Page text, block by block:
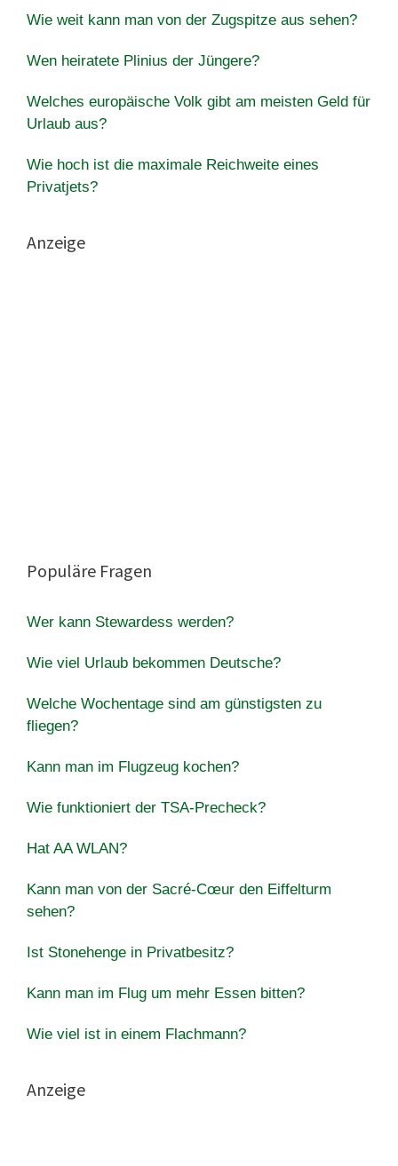
Wie weit kann man von der Zugspitze aus sehen?
Wen heiratete Plinius der Jüngere?
Welches europäische Volk gibt am meisten Geld für
Urlaub aus?
Wie hoch ist die maximale Reichweite eines
Privatjets?
Anzeige
Populäre Fragen
Wer kann Stewardess werden?
Wie viel Urlaub bekommen Deutsche?
Welche Wochentage sind am günstigsten zu
fliegen?
Kann man im Flugzeug kochen?
Wie funktioniert der TSA-Precheck?
Hat AA WLAN?
Kann man von der Sacré-Cœur den Eiffelturm
sehen?
Ist Stonehenge in Privatbesitz?
Kann man im Flug um mehr Essen bitten?
Wie viel ist in einem Flachmann?
Anzeige